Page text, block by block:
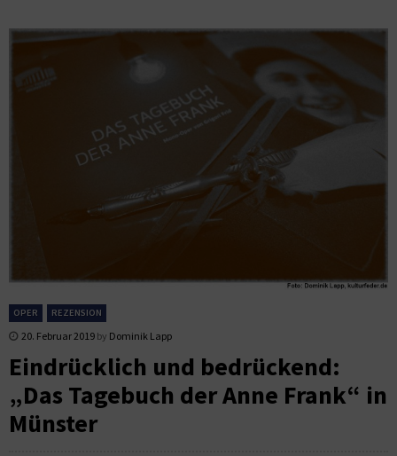
OPER REZENSION
20. Februar 2019 by Dominik Lapp
Eindrücklich und bedrückend:
„Das Tagebuch der Anne Frank“ in
Münster